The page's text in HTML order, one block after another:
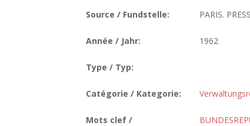
Source / Fundstelle: PARIS.
Année / Jahr: 1962
Type / Typ:
Catégorie / Kategorie:
Mots clef /